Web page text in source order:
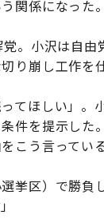
関係になった
。小沢は自
り崩し工作を
ってほしい」
件を提示した
こう言っている
選挙区）で勝